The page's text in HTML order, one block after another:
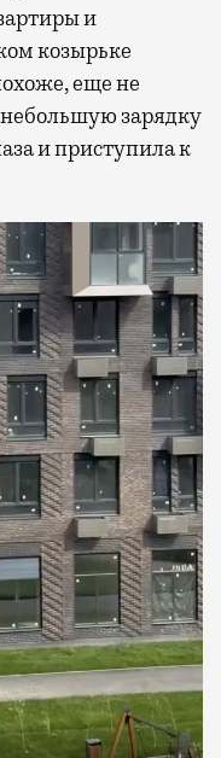
и
козырьке
еще не
небольшую зарядку
и приступила к